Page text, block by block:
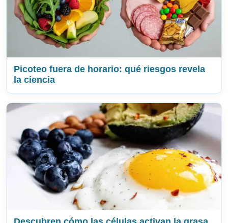
Picoteo fuera de horario: qué riesgos revela
la ciencia